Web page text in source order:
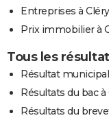
Entreprises à
Prix immobilier à
Tous les
Résultat
Résultats du bac
Résultats du